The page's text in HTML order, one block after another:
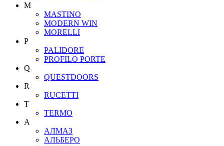
M
MASTINO
MODERN WIN
MORELLI
P
PALIDORE
PROFILO PORTE
Q
QUESTDOORS
R
RUCETTI
T
TERMO
А
АЛМАЗ
АЛЬБЕРО